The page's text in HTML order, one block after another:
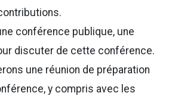
conférence publique, une
discuter de cette conférence.
une réunion de préparation
y compris avec les